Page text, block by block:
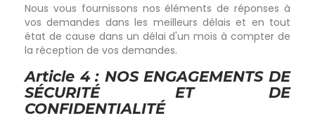
Nous vous fournissons nos éléments de réponses à
vos demandes dans les meilleurs délais et en tout
état de cause dans un délai d'un mois à compter de
la réception de vos demandes.
Article 4 : NOS ENGAGEMENTS DE
SÉCURITÉ ET DE
CONFIDENTIALITÉ